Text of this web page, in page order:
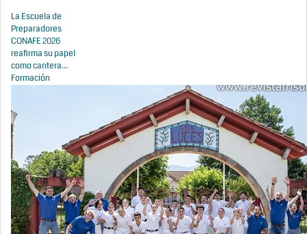
La Escuela de
Preparadores
CONAFE 2026
reafirma su papel
como cantera...
Formación